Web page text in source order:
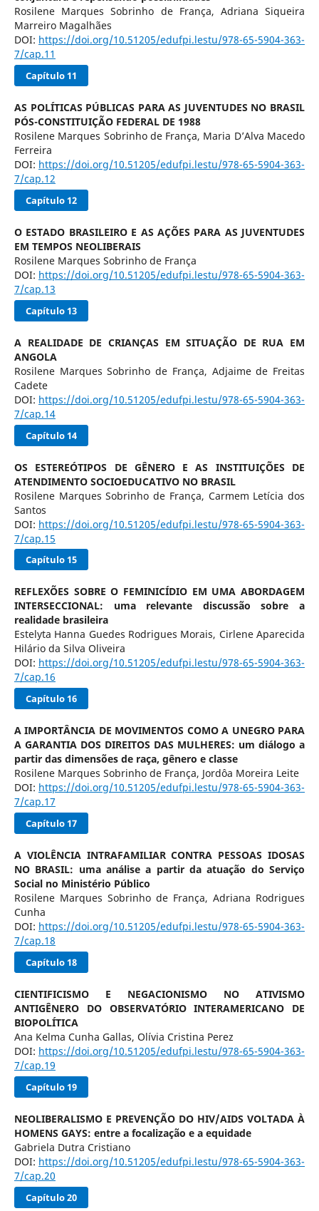
Rosilene Marques Sobrinho de França, Adriana Siqueira
Marreiro Magalhães
DOI: https://doi.org/10.51205/edufpi.lestu/978-65-5904-363-
7/cap.11
Capítulo 11
AS POLÍTICAS PÚBLICAS PARA AS JUVENTUDES NO BRASIL
PÓS-CONSTITUIÇÃO FEDERAL DE 1988
Rosilene Marques Sobrinho de França, Maria D’Alva Macedo
Ferreira
DOI: https://doi.org/10.51205/edufpi.lestu/978-65-5904-363-
7/cap.12
Capítulo 12
O ESTADO BRASILEIRO E AS AÇÕES PARA AS JUVENTUDES
EM TEMPOS NEOLIBERAIS
Rosilene Marques Sobrinho de França
DOI: https://doi.org/10.51205/edufpi.lestu/978-65-5904-363-
7/cap.13
Capítulo 13
A REALIDADE DE CRIANÇAS EM SITUAÇÃO DE RUA EM
ANGOLA
Rosilene Marques Sobrinho de França, Adjaime de Freitas
Cadete
DOI: https://doi.org/10.51205/edufpi.lestu/978-65-5904-363-
7/cap.14
Capítulo 14
OS ESTEREÓTIPOS DE GÊNERO E AS INSTITUIÇÕES DE
ATENDIMENTO SOCIOEDUCATIVO NO BRASIL
Rosilene Marques Sobrinho de França, Carmem Letícia dos
Santos
DOI: https://doi.org/10.51205/edufpi.lestu/978-65-5904-363-
7/cap.15
Capítulo 15
REFLEXÕES SOBRE O FEMINICÍDIO EM UMA ABORDAGEM
INTERSECCIONAL: uma relevante discussão sobre a
realidade brasileira
Estelyta Hanna Guedes Rodrigues Morais, Cirlene Aparecida
Hilário da Silva Oliveira
DOI: https://doi.org/10.51205/edufpi.lestu/978-65-5904-363-
7/cap.16
Capítulo 16
A IMPORTÂNCIA DE MOVIMENTOS COMO A UNEGRO PARA
A GARANTIA DOS DIREITOS DAS MULHERES: um diálogo a
partir das dimensões de raça, gênero e classe
Rosilene Marques Sobrinho de França, Jordôa Moreira Leite
DOI: https://doi.org/10.51205/edufpi.lestu/978-65-5904-363-
7/cap.17
Capítulo 17
A VIOLÊNCIA INTRAFAMILIAR CONTRA PESSOAS IDOSAS
NO BRASIL: uma análise a partir da atuação do Serviço
Social no Ministério Público
Rosilene Marques Sobrinho de França, Adriana Rodrigues
Cunha
DOI: https://doi.org/10.51205/edufpi.lestu/978-65-5904-363-
7/cap.18
Capítulo 18
CIENTIFICISMO E NEGACIONISMO NO ATIVISMO
ANTIGÊNERO DO OBSERVATÓRIO INTERAMERICANO DE
BIOPOLÍTICA
Ana Kelma Cunha Gallas, Olívia Cristina Perez
DOI: https://doi.org/10.51205/edufpi.lestu/978-65-5904-363-
7/cap.19
Capítulo 19
NEOLIBERALISMO E PREVENÇÃO DO HIV/AIDS VOLTADA À
HOMENS GAYS: entre a focalização e a equidade
Gabriela Dutra Cristiano
DOI: https://doi.org/10.51205/edufpi.lestu/978-65-5904-363-
7/cap.20
Capítulo 20